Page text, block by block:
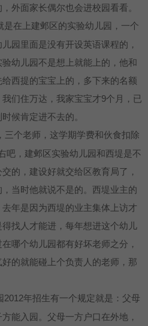
外面家长偶尔也会进校园看看。
是在上建邺区的实验幼儿园，一个
园里面是没有开设英语课程的，
幼儿园不是想上就能上的，他和
西提的宝宝上的，多下来的名额
们住万达，我家宝宝才9个月，已
候肯定进不去的。
三个老师，这学期学费和伙食扣除
吧，建邺区实验幼儿园和西堤是不
的，建设好就交给区教育局了，
当时他就说不是的。西堤业主的
年是因为西堤的业主集体上访才
找人才能进，每年想进这个幼儿
哪个幼儿园都有好坏老师之分，
的就能碰上个负责人的老师，那
2012年招生有一个规定就是：父母
能入园。父母一方户口在外地，